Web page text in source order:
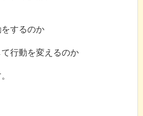
するのか
行動を変えるのか